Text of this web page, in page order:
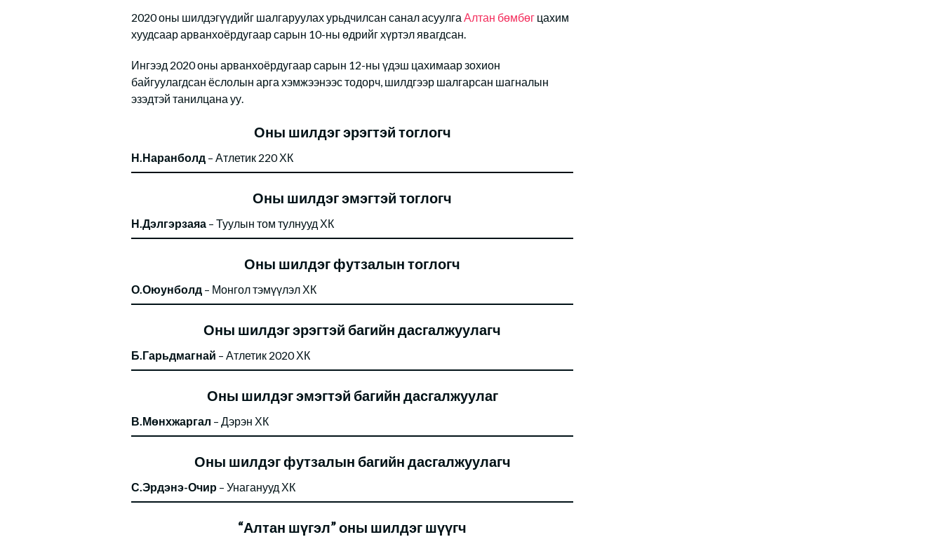
2020 оны шилдэгүүдийг шалгаруулах урьдчилсан санал асуулга Алтан бөмбөг цахим
хуудсаар арванхоёрдугаар сарын 10-ны өдрийг хүртэл явагдсан.
Ингээд 2020 оны арванхоёрдугаар сарын 12-ны үдэш цахимаар зохион
байгуулагдсан ёслолын арга хэмжээнээс тодорч, шилдгээр шалгарсан шагналын
эзэдтэй танилцана уу.
Оны шилдэг эрэгтэй тоглогч
Н.Наранболд – Атлетик 220 ХК
Оны шилдэг эмэгтэй тоглогч
Н.Дэлгэрзаяа – Туулын том тулнууд ХК
Оны шилдэг футзалын тоглогч
О.Оюунболд – Монгол тэмүүлэл ХК
Оны шилдэг эрэгтэй багийн дасгалжуулагч
Б.Гарьдмагнай – Атлетик 2020 ХК
Оны шилдэг эмэгтэй багийн дасгалжуулаг
В.Мөнхжаргал – Дэрэн ХК
Оны шилдэг футзалын багийн дасгалжуулагч
С.Эрдэнэ-Очир – Унаганууд ХК
“Алтан шүгэл” оны шилдэг шүүгч